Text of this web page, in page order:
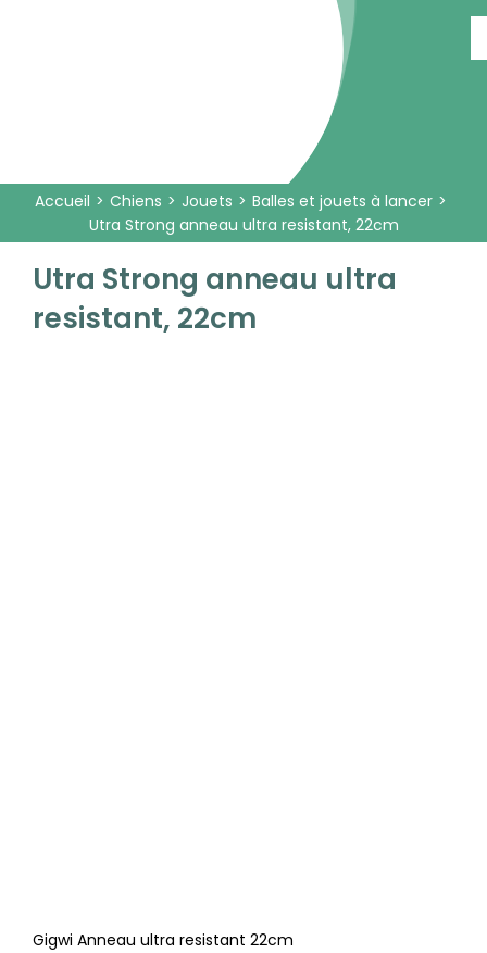
Accueil Chiens Jouets
Balles et jouets à lancer
Utra Strong anneau ultra resistant, 22cm
Utra Strong anneau ultra
resistant, 22cm
Gigwi Anneau ultra resistant 22cm